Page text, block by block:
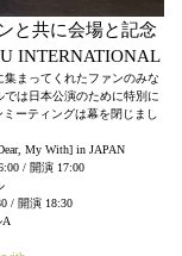
と共に会場と記念
INTERNATIONAL
まってくれたファンのみな
では日本公演のために特別に
ーティングは幕を閉じまし
My With] in JAPAN
/ 開演 17:00
/ 開演 18:30
A